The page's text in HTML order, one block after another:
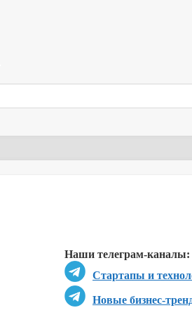
Наши телеграм-каналы:
Стартапы и
Новые бизнес-